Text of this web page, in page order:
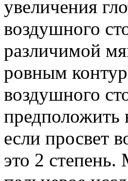
увеличения
воздушного
различимой
ровным
воздушного
предположить
если просвет
это 2